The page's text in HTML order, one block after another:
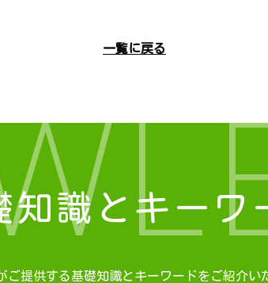
一覧に戻る
知識とキーワ
ご提供する基礎知識とキーワードをご紹介い